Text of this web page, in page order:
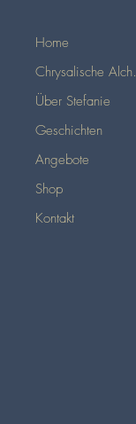
Home
Über Stefanie
Geschichten
Angebote
Shop
Kontakt